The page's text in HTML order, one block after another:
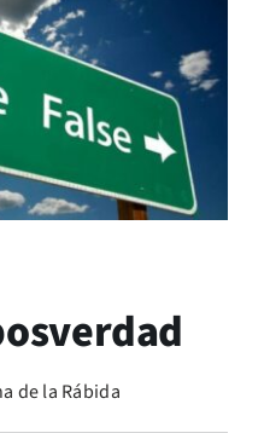
de la Rábida